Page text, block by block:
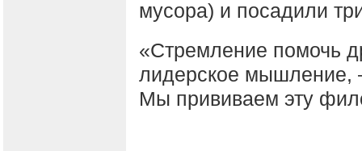
мусора) и посадили
«Стремление помочь
лидерское мышление,
Мы прививаем эту